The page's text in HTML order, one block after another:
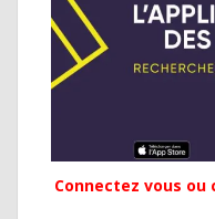
Connectez vous